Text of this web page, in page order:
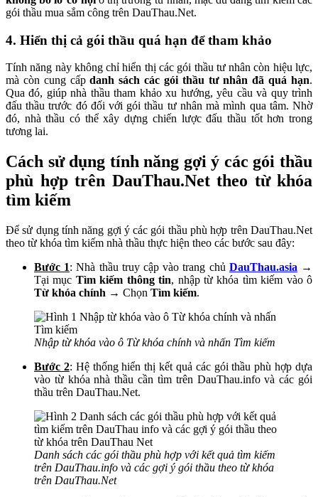
gói thầu mua sắm công trên DauThau.Net.
4. Hiển thị cả gói thầu quá hạn để tham khảo
Tính năng này không chỉ hiển thị các gói thầu tư nhân còn hiệu lực,
mà còn cung cấpdanh sách các gói thầu tư nhân đã quá hạn.
Qua đó, giúp nhà thầu tham khảo xu hướng, yêu cầu và quy trình
đấu thầu trước đó đối với gói thầu tư nhân mà mình qua tâm. Nhờ
đó, nhà thầu có thể xây dựng chiến lược đấu thầu tốt hơn trong
tương lai.
Cách sử dụng tính năng gợi ý các gói thầu
phù hợp trên DauThau.Net theo từ khóa
tìm kiếm
Để sử dụng tính năng gợi ý các gói thầu phù hợp trên DauThau.Net
theo từ khóa tìm kiếm nhà thầu thực hiện theo các bước sau đây:
Bước 1: Nhà thầu truy cập vào trang chủ DauThau.asia →
Tại mục Tìm kiếm thông tin, nhập từ khóa tìm kiếm vào ô
Từ khóa chính → Chọn Tìm kiếm.
Nhập từ khóa vào ô Từ khóa chính và nhấn Tìm kiếm
Bước 2: Hệ thống hiển thị kết quả các gói thầu phù hợp dựa
vào từ khóa nhà thầu cần tìm trên DauThau.info và các gói
thầu trên DauThau.Net.
Danh sách các gói thầu phù hợp với kết quả tìm kiếm
trên DauThau.info và các gợi ý gói thầu theo từ khóa
trên DauThau.Net